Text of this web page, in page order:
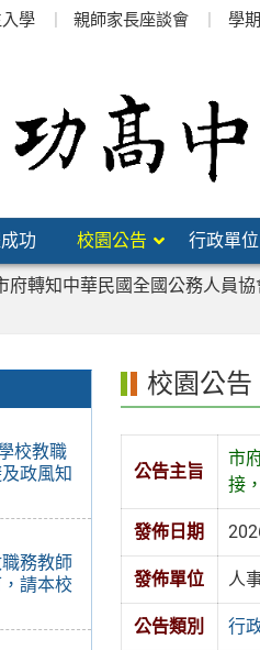
學 親師家長座談會 學
功 校園公告 行政單位
府轉知中華民國全國公務人員
校教職
政風知
務教師
請本校
校園公告
公告主旨
市
接
發佈日期
發佈單位 人
公告類別 行